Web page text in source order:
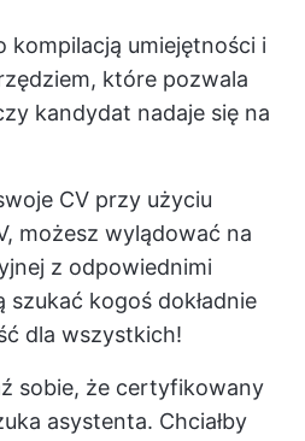
kompilacją umiejętności i
które pozwala
kandydat nadaje się na
CV przy użyciu
możesz wylądować na
z odpowiednimi
kogoś dokładnie
dla wszystkich!
sobie, że certyfikowany
asystenta. Chciałby